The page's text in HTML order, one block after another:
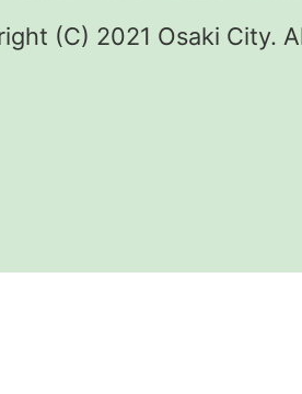
(C) 2021 Osaki City.